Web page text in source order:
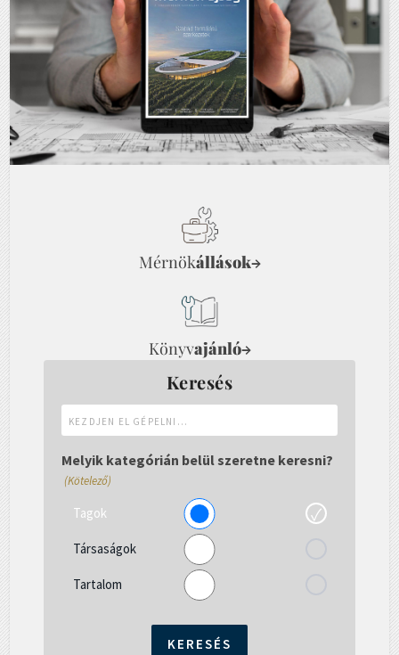
Mérnökállások→
Könyvajánló→
Keresés
el
gépelni...
Melyik kategórián belül szeretne keresni?
(Kötelező)
Tagok
Társaságok
Tartalom